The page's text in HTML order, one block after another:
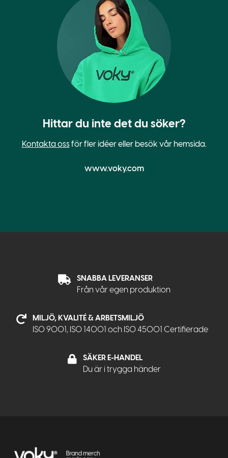
Hittar du inte det du söker?
Kontakta ossför fler idéer eller besök vår hemsida.
www.voky.com
SNABBA LEVERANSER
Från vår egen produktion
MILJÖ, KVALITÉ & ARBETSMILJÖ
ISO 9001, ISO 14001 och ISO 45001 Certifierade
SÄKER E-HANDEL
Du är i trygga händer